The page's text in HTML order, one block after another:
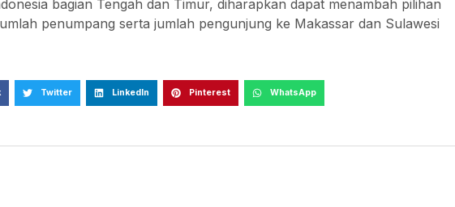
bagian Tengah dan Timur, diharapkan dapat menambah pilihan
penumpang serta jumlah pengunjung ke Makassar dan Sulawesi
Twitter LinkedIn Pinterest WhatsApp